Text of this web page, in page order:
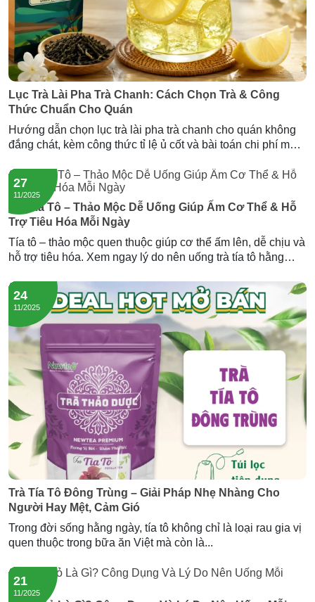
Lục Trà Lài Pha Trà Chanh: Cách Chọn Trà & Công
Thức Chuẩn Cho Quán
Hướng dẫn chọn lục trà lài pha trà chanh cho quán không
đắng chát, kèm công thức tỉ lệ ủ cốt và bài toán chi phí mỗi
27
11/2025
Trà Tía Tô – Thảo Mộc Dễ Uống Giúp Ấm Cơ Thể & Hỗ
Trợ Tiêu Hóa Mỗi Ngày
Tía tô – thảo mộc quen thuộc giúp cơ thể ấm lên, dễ chịu và
hỗ trợ tiêu hóa. Xem ngay lý do nên uống trà tía tô hằng
24
11/2025
Trà Tía Tô Đông Trùng – Giải Pháp Nhẹ Nhàng Cho
Người Hay Mệt, Cảm Gió
Trong đời sống hằng ngày, tía tô không chỉ là loại rau gia vị
quen thuộc trong bữa ăn Việt mà còn là...
21
11/2025